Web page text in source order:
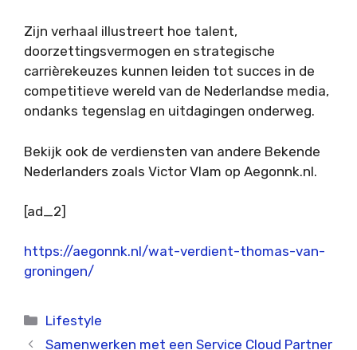
Zijn verhaal illustreert hoe talent,
doorzettingsvermogen en strategische
carrièrekeuzes kunnen leiden tot succes in de
competitieve wereld van de Nederlandse media,
ondanks tegenslag en uitdagingen onderweg.
Bekijk ook de verdiensten van andere Bekende
Nederlanders zoals Victor Vlam op Aegonnk.nl.
[ad_2]
https://aegonnk.nl/wat-verdient-thomas-van-
groningen/
Categorieën
Lifestyle
Samenwerken met een Service Cloud Partner